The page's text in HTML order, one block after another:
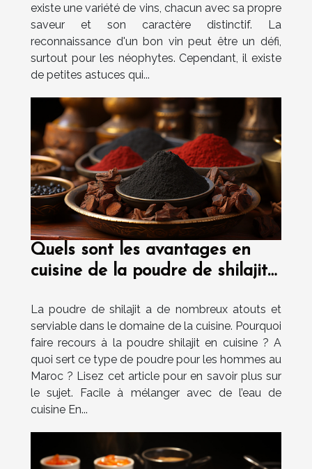
existe une variété de vins, chacun avec sa propre
saveur et son caractère distinctif. La
reconnaissance d'un bon vin peut être un défi,
surtout pour les néophytes. Cependant, il existe
de petites astuces qui...
Quels sont les avantages en
cuisine de la poudre de shilajit
La poudre de shilajit a de nombreux atouts et
serviable dans le domaine de la cuisine. Pourquoi
faire recours à la poudre shilajit en cuisine ? A
quoi sert ce type de poudre pour les hommes au
Maroc ? Lisez cet article pour en savoir plus sur
le sujet. Facile à mélanger avec de l’eau de
cuisine En...